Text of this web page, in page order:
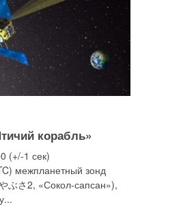
корабль»
(+/-1 сек)
межпланетный зонд
ぶさ2, «Сокол-сапсан»),